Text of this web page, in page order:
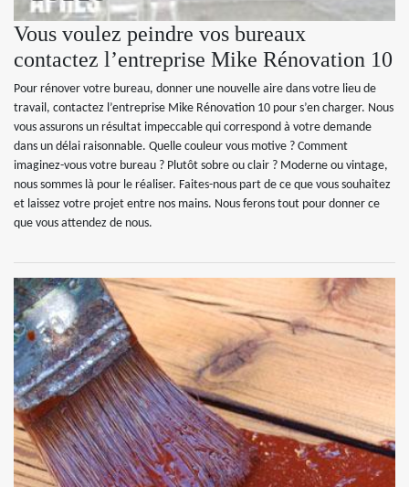
Vous voulez peindre vos bureaux
contactez l’entreprise Mike Rénovation 10
Pour rénover votre bureau, donner une nouvelle aire dans votre lieu de
travail, contactez l’entreprise Mike Rénovation 10 pour s’en charger. Nous
vous assurons un résultat impeccable qui correspond à votre demande
dans un délai raisonnable. Quelle couleur vous motive ? Comment
imaginez-vous votre bureau ? Plutôt sobre ou clair ? Moderne ou vintage,
nous sommes là pour le réaliser. Faites-nous part de ce que vous souhaitez
et laissez votre projet entre nos mains. Nous ferons tout pour donner ce
que vous attendez de nous.